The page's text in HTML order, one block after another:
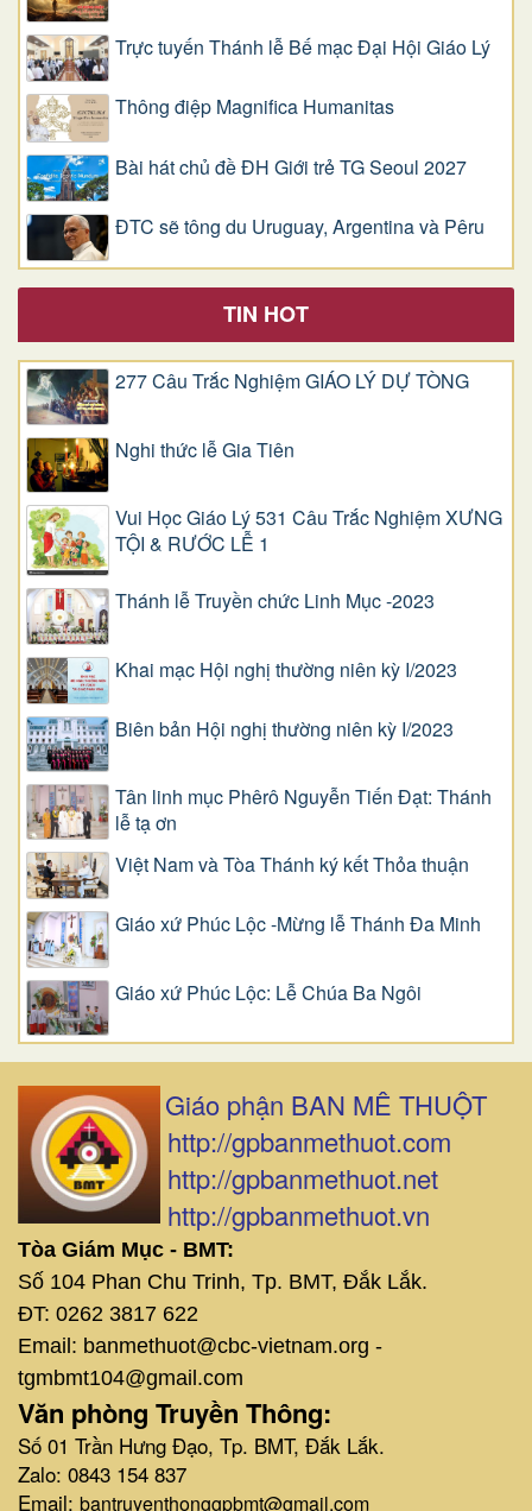
Trực tuyến Thánh lễ Bế mạc Đại Hội Giáo Lý
Thông điệp Magnifica Humanitas
Bài hát chủ đề ĐH Giới trẻ TG Seoul 2027
ĐTC sẽ tông du Uruguay, Argentina và Pêru
TIN HOT
277 Câu Trắc Nghiệm GIÁO LÝ DỰ TÒNG
Nghi thức lễ Gia Tiên
Vui Học Giáo Lý 531 Câu Trắc Nghiệm XƯNG
TỘI & RƯỚC LỄ 1
Thánh lễ Truyền chức Linh Mục -2023
Khai mạc Hội nghị thường niên kỳ I/2023
Biên bản Hội nghị thường niên kỳ I/2023
Tân linh mục Phêrô Nguyễn Tiến Đạt: Thánh
lễ tạ ơn
Việt Nam và Tòa Thánh ký kết Thỏa thuận
Giáo xứ Phúc Lộc -Mừng lễ Thánh Đa Minh
Giáo xứ Phúc Lộc: Lễ Chúa Ba Ngôi
Giáo phận BAN MÊ THUỘT
http://gpbanmethuot.com
http://gpbanmethuot.net
http://gpbanmethuot.vn
Tòa Giám Mục - BMT:
Số 104 Phan Chu Trinh, Tp. BMT, Đắk Lắk.
ĐT: 0262 3817 622
Email: banmethuot@cbc-vietnam.org -
tgmbmt104@gmail.com
Văn phòng Truyền Thông:
Số 01 Trần Hưng Đạo, Tp. BMT, Đắk Lắk.
Zalo: 0843 154 837
Email: bantruyenthonggpbmt@gmail.com